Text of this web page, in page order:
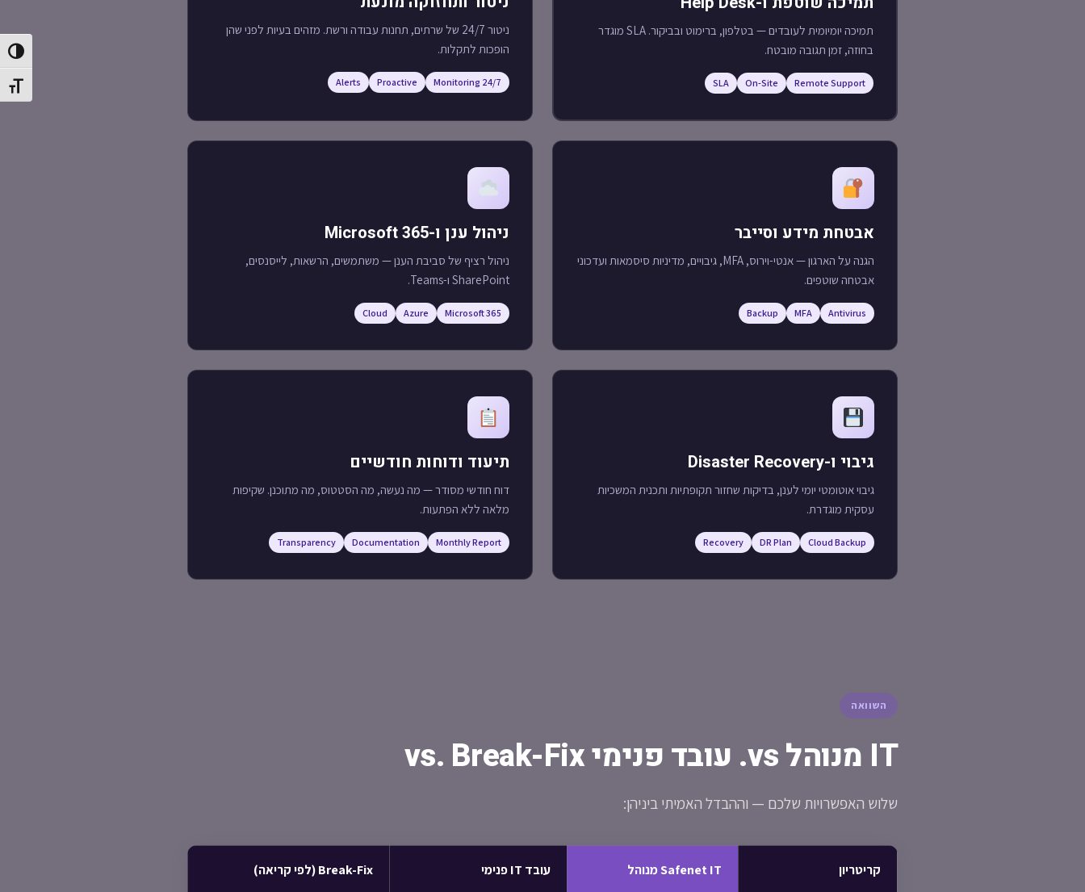
size
תמיכה יומיומית לעובדים — בטלפון, ברימוט ובביקור. SLA מוגדר
בחוזה, זמן תגובה מובטח.
Remote Support
On-Site
SLA
ניטור 24/7 של שרתים, תחנות עבודה ורשת. מזהים בעיות לפני שהן
הופכות לתקלות.
24/7 Monitoring
Proactive
Alerts
אבטחת מידע וסייבר
הגנה על הארגון — אנטי-וירוס, MFA, גיבויים, מדיניות סיסמאות ועדכוני
אבטחה שוטפים.
Antivirus
MFA
Backup
ניהול ענן ו-Microsoft 365
ניהול רציף של סביבת הענן — משתמשים, הרשאות, לייסנסים,
SharePoint ו-Teams.
Microsoft 365
Azure
Cloud
גיבוי ו-Disaster Recovery
גיבוי אוטומטי יומי לענן, בדיקות שחזור תקופתיות ותכנית המשכיות
עסקית מוגדרת.
Cloud Backup
DR Plan
Recovery
תיעוד ודוחות חודשיים
דוח חודשי מסודר — מה נעשה, מה הסטטוס, מה מתוכנן. שקיפות
מלאה ללא הפתעות.
Monthly Report
Documentation
Transparency
השוואה
IT מנוהל vs. עובד פנימי vs. Break-Fix
שלוש האפשרויות שלכם — וההבדל האמיתי ביניהן:
קריטריון Safenet IT מנוהל עובד IT פנימי Break-Fix (לפי קריאה)